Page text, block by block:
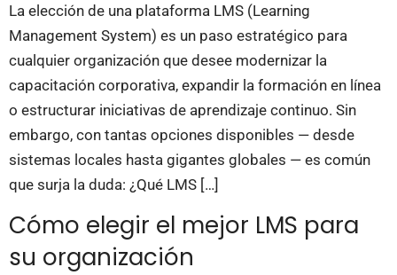
La elección de una plataforma LMS (Learning
Management System) es un paso estratégico para
cualquier organización que desee modernizar la
capacitación corporativa, expandir la formación en línea
o estructurar iniciativas de aprendizaje continuo. Sin
embargo, con tantas opciones disponibles — desde
sistemas locales hasta gigantes globales — es común
que surja la duda: ¿Qué LMS […]
Cómo elegir el mejor LMS para
su organización